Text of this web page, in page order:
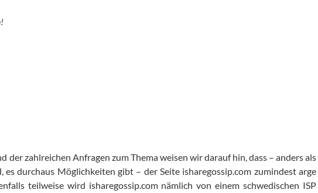
der zahlreichen Anfragen zum Thema weisen wir darauf hin, dass – anders als
durchaus Möglichkeiten gibt – der Seite isharegossip.com zumindest arge
teilweise wird isharegossip.com nämlich von einem schwedischen ISP